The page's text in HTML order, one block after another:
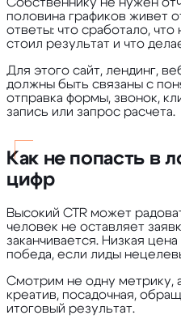
Собственнику не нужен
половина графиков живет
ответы: что сработало, что
стоил результат и что
Для этого сайт, лендинг,
должны быть связаны с
отправка формы, звонок,
запись или запрос расчета.
Как не попасть в
цифр
Высокий CTR может
человек не оставляет
заканчивается. Низкая
победа, если лиды
Смотрим не одну метрику,
креатив, посадочная,
итоговый результат.